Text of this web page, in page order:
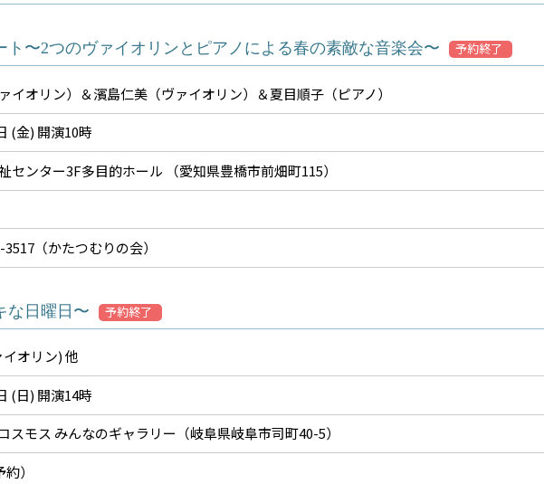
ト〜2つのヴァイオリンとピアノによる春の素敵な音楽会〜 予約終了
イオリン）＆濱島仁美（ヴァイオリン）＆夏目順子（ピアノ）
(金) 開演10時
センター3F多目的ホール （愛知県豊橋市前畑町115）
（かたつむりの会）
な日曜日〜 予約終了
オリン) 他
(日) 開演14時
スモス みんなのギャラリー（岐阜県岐阜市司町40-5）
）